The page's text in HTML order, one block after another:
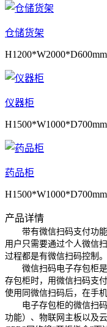
仓储货架
H1200*W2000*D600mm
仪器柜
药品柜
产品详情
带有微信扫码支付功能
用户只需要通过个人微信
过程都是有微信扫码控制。
微信扫码电子存包柜是
存包柜时，用微信扫码支
使用同微信扫码后，在手
电子存包柜的微信扫码
功能）、物联网主板以及